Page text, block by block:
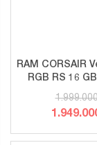
RAM CORSAIR
RGB RS 16
3200 MHz